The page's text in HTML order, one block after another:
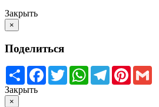
Закрыть
×
Поделиться
Share Facebook
TwitterWhatsApp
TelegramPinterest
Закрыть
×